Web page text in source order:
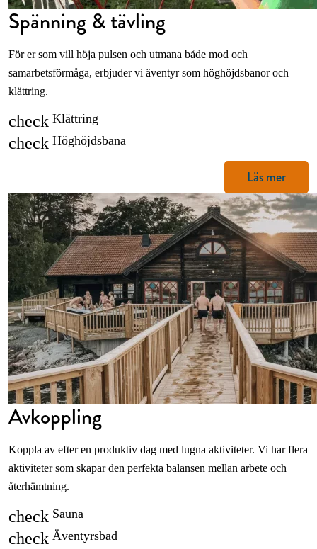
1/ 5
Spänning & tävling
För er som vill höja pulsen och utmana både mod och
samarbetsförmåga, erbjuder vi äventyr som höghöjdsbanor och
klättring.
check Klättring
check Höghöjdsbana
Läs mer
Avkoppling
Koppla av efter en produktiv dag med lugna aktiviteter. Vi har flera
aktiviteter som skapar den perfekta balansen mellan arbete och
återhämtning.
check Sauna
check Äventyrsbad